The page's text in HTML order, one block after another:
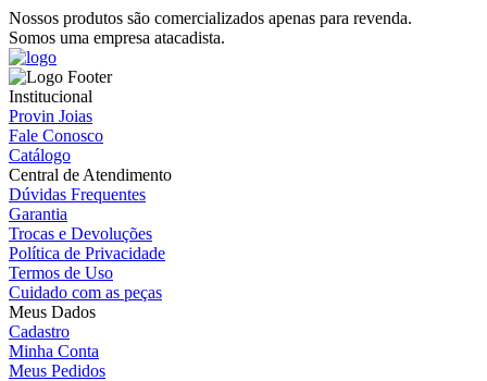
Nossos produtos são comercializados apenas para revenda.
Somos uma empresa atacadista.
Institucional
Provin Joias
Fale Conosco
Catálogo
Central de Atendimento
Dúvidas Frequentes
Garantia
Trocas e Devoluções
Política de Privacidade
Termos de Uso
Cuidado com as peças
Meus Dados
Cadastro
Minha Conta
Meus Pedidos